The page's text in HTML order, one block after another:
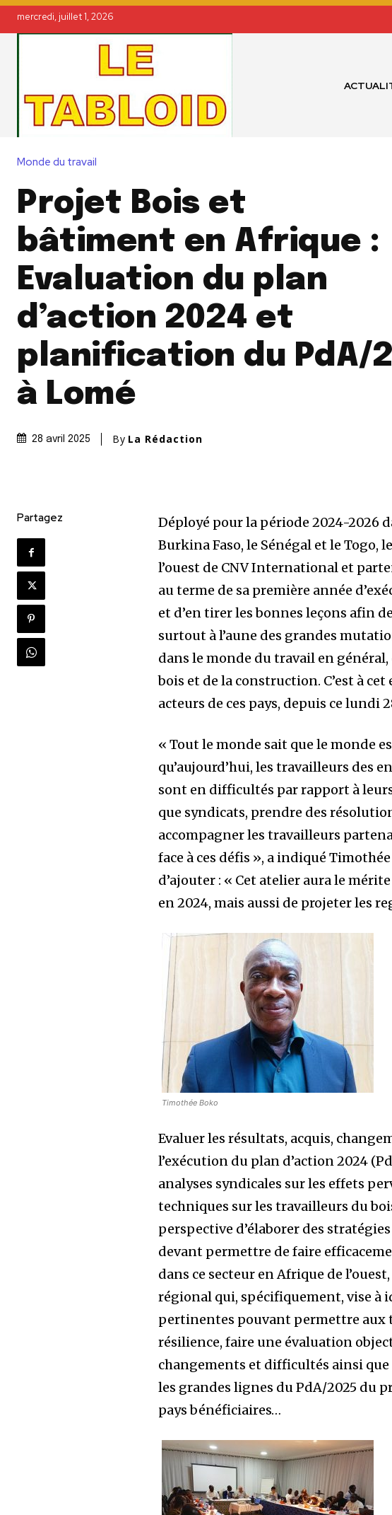
mercredi, juillet 1, 2026
Monde du travail
Projet Bois et
bâtiment en Afrique :
Evaluation du plan
d’action 2024 et
planification du PdA/
à Lomé
28 avril 2025 By La Rédaction
Partagez
Déployé pour la période 2024-2026
Burkina Faso, le Sénégal et le Togo,
l’ouest de CNV International et
au terme de sa première année
et d’en tirer les bonnes leçons afin
surtout à l’aune des grandes
dans le monde du travail en
bois et de la construction. C’est à
acteurs de ces pays, depuis ce lundi
« Tout le monde sait que le monde
qu’aujourd’hui, les travailleurs des
sont en difficultés par rapport à
que syndicats, prendre des
accompagner les travailleurs
face à ces défis », a indiqué
d’ajouter : « Cet atelier aura le
en 2024, mais aussi de projeter les
Timothée Boko
Evaluer les résultats, acquis,
l’exécution du plan d’action 2024
analyses syndicales sur les effets
techniques sur les travailleurs du
perspective d’élaborer des
devant permettre de faire
dans ce secteur en Afrique de
régional qui, spécifiquement, vise à
pertinentes pouvant permettre aux
résilience, faire une évaluation
changements et difficultés ainsi que
les grandes lignes du PdA/2025 du
pays bénéficiaires…